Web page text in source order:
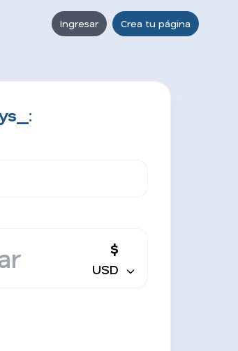
Ingresar Crea tu página
$
USD